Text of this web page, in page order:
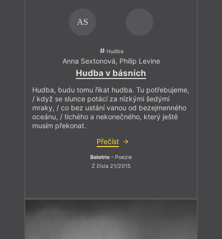
AS
Hudba
Anna Sextonová, Philip Levine
Hudba v básních
Hudba, budu tomu říkat hudba. Tu potřebujeme,
/ když se slunce potácí za nízkými šedými
mraky, / co bez ustání vanou od bezejmenného
oceánu, / tichého a nekonečného, který ještě
musím překonat.
Přečíst
Beletrie – Poezie
Z čísla 21/2015